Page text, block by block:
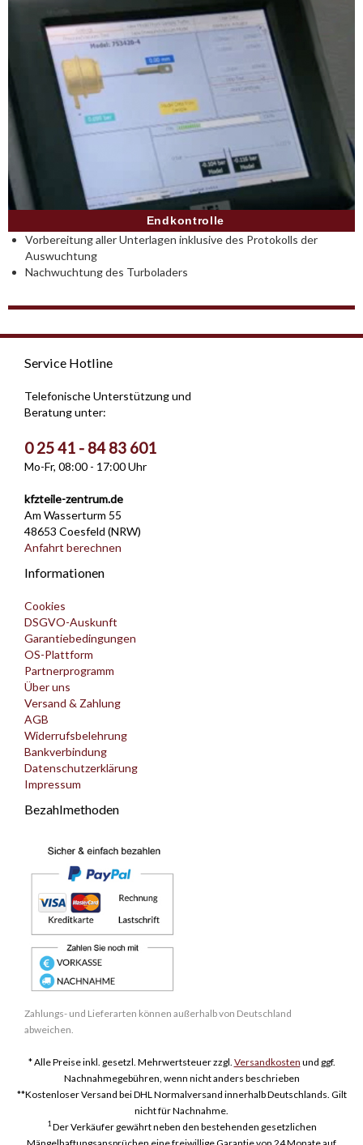
Endkontrolle
Vorbereitung aller Unterlagen inklusive des Protokolls der
Auswuchtung
Nachwuchtung des Turboladers
Service Hotline
Telefonische Unterstützung und
Beratung unter:
0 25 41 - 84 83 601
Mo-Fr, 08:00 - 17:00 Uhr
kfzteile-zentrum.de
Am Wasserturm 55
48653 Coesfeld (NRW)
Anfahrt berechnen
Informationen
Cookies
DSGVO-Auskunft
Garantiebedingungen
OS-Plattform
Partnerprogramm
Über uns
Versand & Zahlung
AGB
Widerrufsbelehrung
Bankverbindung
Datenschutzerklärung
Impressum
Bezahlmethoden
Zahlungs- und Lieferarten können außerhalb von Deutschland
abweichen.
* Alle Preise inkl. gesetzl. Mehrwertsteuer zzgl. Versandkosten und ggf.
Nachnahmegebühren, wenn nicht anders beschrieben
**Kostenloser Versand bei DHL Normalversand innerhalb Deutschlands. Gilt
nicht für Nachnahme.
1Der Verkäufer gewährt neben den bestehenden gesetzlichen